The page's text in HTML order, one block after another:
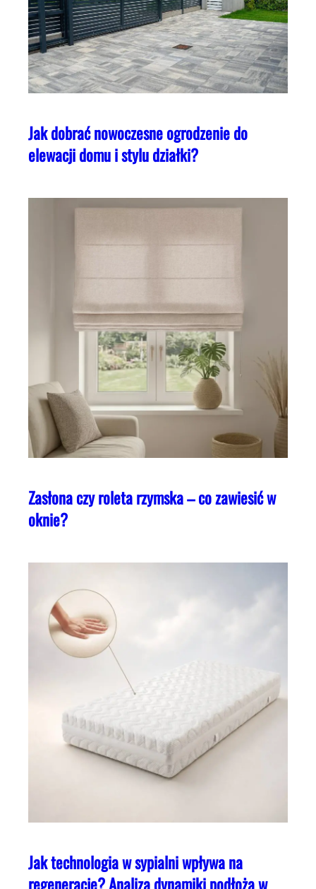
Jak dobrać nowoczesne ogrodzenie do
elewacji domu i stylu działki?
Zasłona czy roleta rzymska – co zawiesić w
oknie?
Jak technologia w sypialni wpływa na